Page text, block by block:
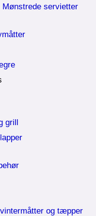
Mønstrede servietter
grill
og tæpper